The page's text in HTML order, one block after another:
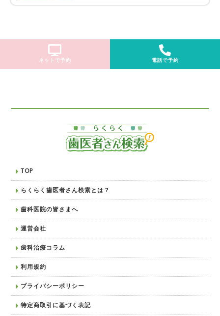
ネットで予約 電話で予約
TOP
らくらく歯医者さん検索とは？
歯科医院の皆さまへ
運営会社
歯科治療コラム
利用規約
プライバシーポリシー
特定商取引に基づく表記